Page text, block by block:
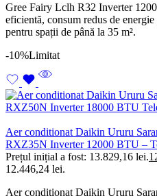
Gree Fairy Lclh R32 Inverter
eficientă, consum redus de
pentru spații de până la 35 m².
-10%Limitat
Aer conditionat Daikin Ururu
RXZ35N Inverter 12000 BTU –
Prețul inițial a fost: 13.829,16 lei.
12.446,24 lei.
Aer condiționat Daikin Ururu